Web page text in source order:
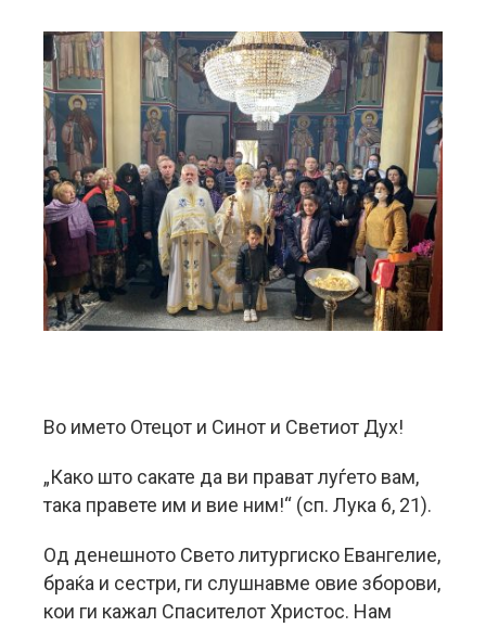
Во името Отецот и Синот и Светиот Дух!
„Како што сакате да ви прават луѓето вам,
така правете им и вие ним!“ (сп. Лука 6, 21).
Од денешното Свето литургиско Евангелие,
браќа и сестри, ги слушнавме овие зборови,
кои ги кажал Спасителот Христос. Нам